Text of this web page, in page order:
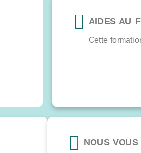
AIDES AU
Cette
NOUS